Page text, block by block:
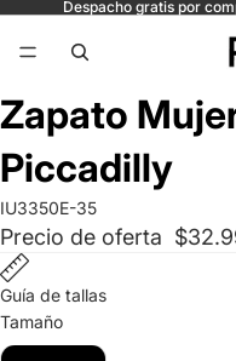
Despacho gratis por
Abrir
imagen
a
pantalla
completa
Abrir
imagen
a
pantalla
completa
Abrir
imagen
a
pantalla
completa
Abrir
imagen
a
pantalla
completa
Zapato
Piccadilly
IU3350E-35
Precio de oferta
Guía de tallas
Tamaño